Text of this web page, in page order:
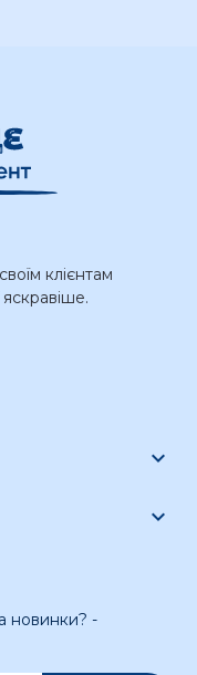
клієнтам
яскравіше.


новинки? -